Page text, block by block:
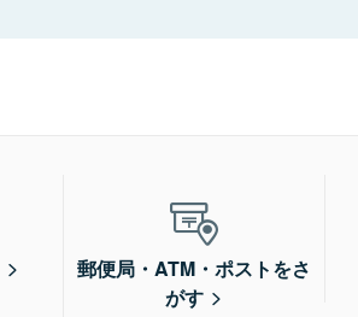
郵便局・ATM・ポストをさ
がす